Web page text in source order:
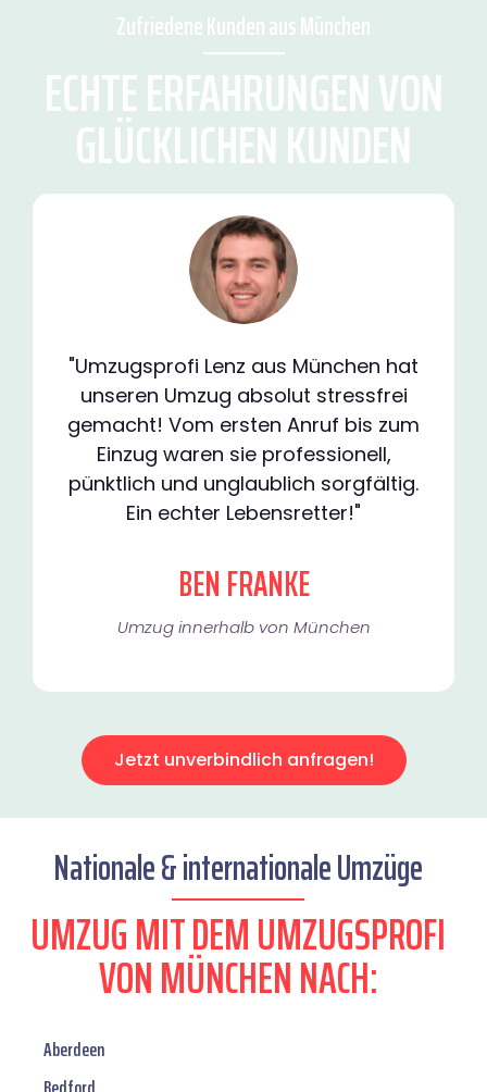
Zufriedene Kunden aus München
ECHTE ERFAHRUNGEN VON
GLÜCKLICHEN KUNDEN
"Umzugsprofi Lenz aus München hat
unseren Umzug absolut stressfrei
gemacht! Vom ersten Anruf bis zum
Einzug waren sie professionell,
pünktlich und unglaublich sorgfältig.
Ein echter Lebensretter!"
BEN FRANKE
Umzug innerhalb von München​
Jetzt unverbindlich anfragen!
Nationale & internationale Umzüge
UMZUG MIT DEM UMZUGSPROFI
VON MÜNCHEN NACH:
Aberdeen